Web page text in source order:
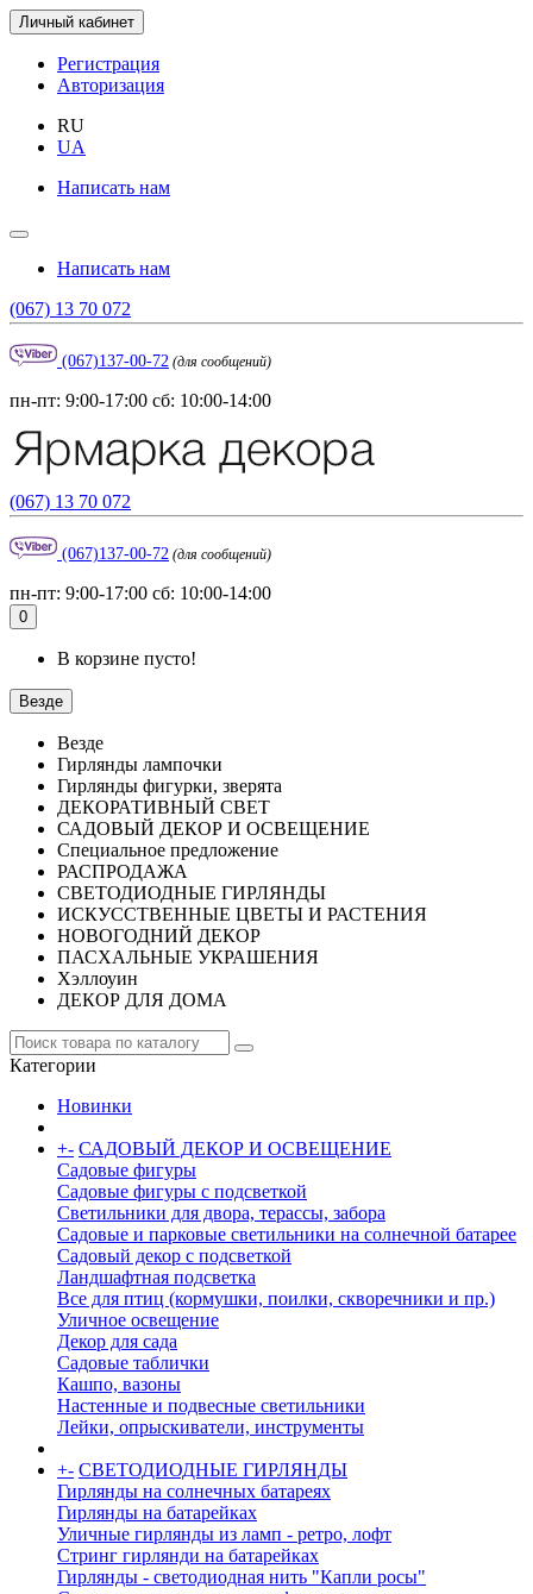
Личный кабинет
Регистрация
Авторизация
RU
UA
Написать нам
Написать нам
(067) 13 70 072
(067)137-00-72 (для сообщений)
пн-пт: 9:00-17:00 сб: 10:00-14:00
(067) 13 70 072
(067)137-00-72 (для сообщений)
пн-пт: 9:00-17:00 сб: 10:00-14:00
0
В корзине пусто!
Везде
Везде
Гирлянды лампочки
Гирлянды фигурки, зверята
ДЕКОРАТИВНЫЙ СВЕТ
САДОВЫЙ ДЕКОР И ОСВЕЩЕНИЕ
Специальное предложение
РАСПРОДАЖА
СВЕТОДИОДНЫЕ ГИРЛЯНДЫ
ИСКУССТВЕННЫЕ ЦВЕТЫ И РАСТЕНИЯ
НОВОГОДНИЙ ДЕКОР
ПАСХАЛЬНЫЕ УКРАШЕНИЯ
Хэллоуин
ДЕКОР ДЛЯ ДОМА
Категории
Новинки
+- САДОВЫЙ ДЕКОР И ОСВЕЩЕНИЕ
Садовые фигуры
Садовые фигуры с подсветкой
Светильники для двора, терассы, забора
Садовые и парковые светильники на солнечной батарее
Садовый декор с подсветкой
Ландшафтная подсветка
Все для птиц (кормушки, поилки, скворечники и пр.)
Уличное освещение
Декор для сада
Садовые таблички
Кашпо, вазоны
Настенные и подвесные светильники
Лейки, опрыскиватели, инструменты
+- СВЕТОДИОДНЫЕ ГИРЛЯНДЫ
Гирлянды на солнечных батареях
Гирлянды на батарейках
Уличные гирлянды из ламп - ретро, лофт
Стринг гирлянди на батарейках
Гирлянды - светодиодная нить "Капли росы"